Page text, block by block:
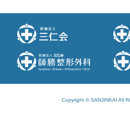
Copyright © SANJINKAI All